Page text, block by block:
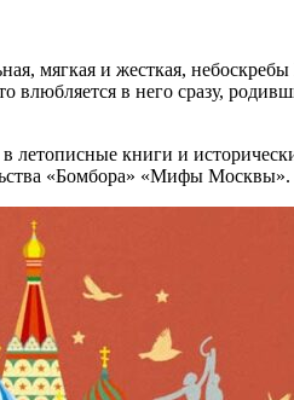
мягкая и жесткая,
в него сразу,
книги и
«Бомбора» «Мифы Москвы».